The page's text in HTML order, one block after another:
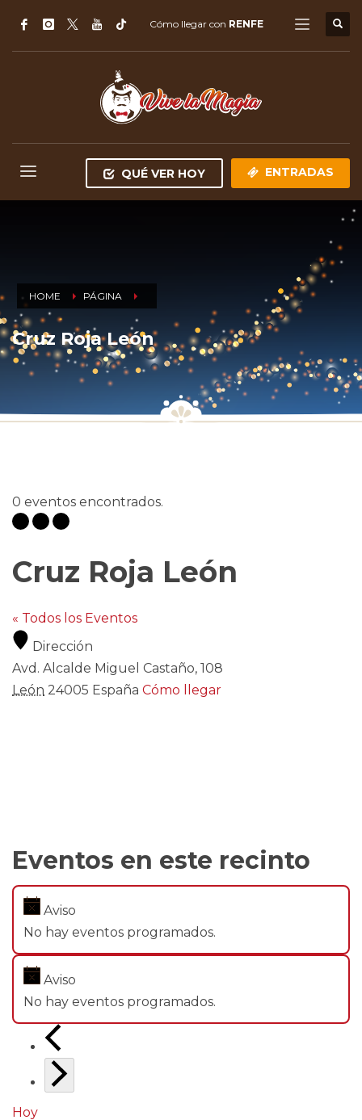
Cómo llegar con RENFE
QUÉ VER HOY ENTRADAS
HOME PÁGINA
Cruz Roja León
0 eventos encontrados.
Cruz Roja León
« Todos los Eventos
Dirección
Avd. Alcalde Miguel Castaño, 108
León 24005 España Cómo llegar
Eventos en este recinto
Aviso
No hay eventos programados.
Aviso
No hay eventos programados.
Hoy